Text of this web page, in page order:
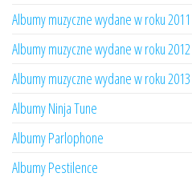
Albumy muzyczne wydane w roku 2011
Albumy muzyczne wydane w roku 2012
Albumy muzyczne wydane w roku 2013
Albumy Ninja Tune
Albumy Parlophone
Albumy Pestilence